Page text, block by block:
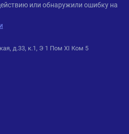
или обнаружили ошибку на
д.33, к.1, Э 1 Пом XI Ком 5